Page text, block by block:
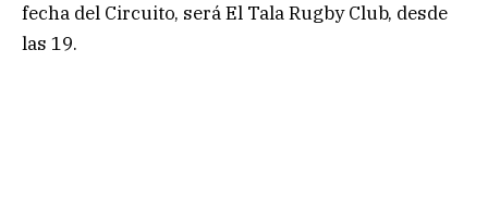
fecha del Circuito, será El Tala Rugby Club, desde
las 19.